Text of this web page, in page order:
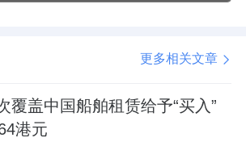
更多相关文章
覆盖中国船舶租赁给予“买入”
港元